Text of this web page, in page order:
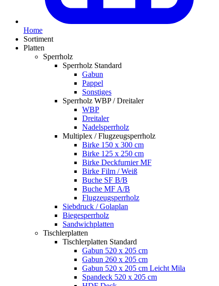
Home
Sortiment
Platten
Sperrholz
Sperrholz Standard
Gabun
Pappel
Sonstiges
Sperrholz WBP / Dreitaler
WBP
Dreitaler
Nadelsperrholz
Multiplex / Flugzeugsperrholz
Birke 150 x 300 cm
Birke 125 x 250 cm
Birke Deckfurnier MF
Birke Film / Weiß
Buche SF B/B
Buche MF A/B
Flugzeugsperrholz
Siebdruck / Golaplan
Biegesperrholz
Sandwichplatten
Tischlerplatten
Tischlerplatten Standard
Gabun 520 x 205 cm
Gabun 260 x 205 cm
Gabun 520 x 205 cm Leicht Mila
Spandeck 520 x 205 cm